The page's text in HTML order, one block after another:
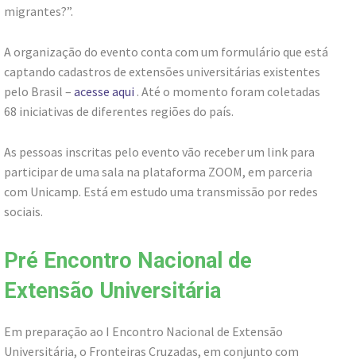
migrantes?”.
A organização do evento conta com um formulário que está
captando cadastros de extensões universitárias existentes
pelo Brasil – acesse aqui . Até o momento foram coletadas
68 iniciativas de diferentes regiões do país.
As pessoas inscritas pelo evento vão receber um link para
participar de uma sala na plataforma ZOOM, em parceria
com Unicamp. Está em estudo uma transmissão por redes
sociais.
Pré Encontro Nacional de
Extensão Universitária
Em preparação ao I Encontro Nacional de Extensão
Universitária, o Fronteiras Cruzadas, em conjunto com